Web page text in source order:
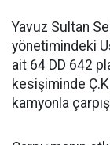
Yavuz Sultan
yönetimindeki
ait 64 DD 642
kesişiminde
kamyonla